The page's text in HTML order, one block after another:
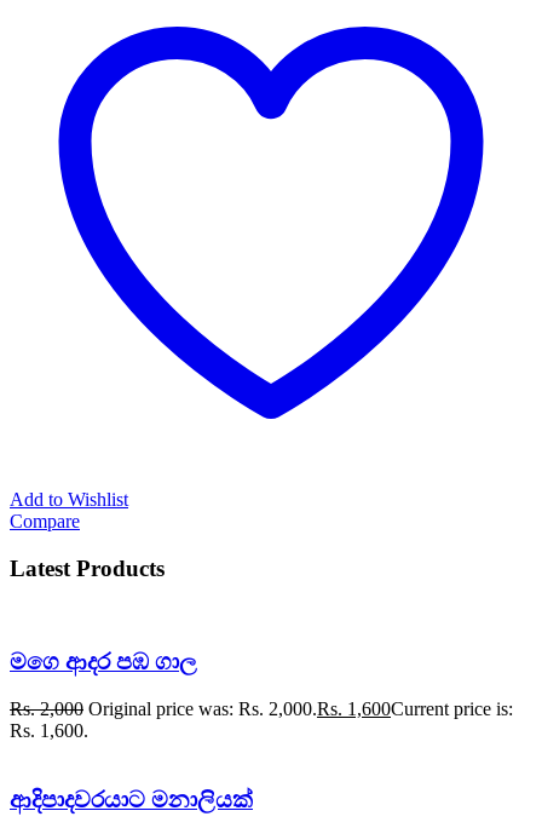
Add to Wishlist
Compare
Latest Products
මගෙ ආදර පඹ ගාල
Rs.2,000 Original price was: Rs. 2,000.Rs. 1,600Current price is:
Rs. 1,600.
ආදිපාදවරයාට මනාලියක්